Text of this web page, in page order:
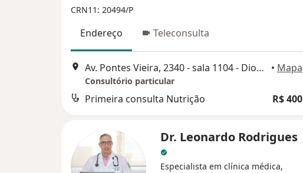
CRN11: 20494/P
Endereço Teleconsulta
Av. Pontes Vieira, 2340 - sala 1104 - Dionísio Torres, Fortaleza • Mapa
Consultório particular
Primeira consulta Nutrição R$ 400
Dr. Leonardo Rodrigues
Especialista em clínica médica,